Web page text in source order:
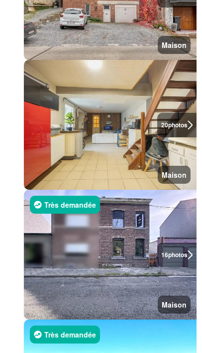
Maison
20photos
Maison
16photos
Très demandée
Maison
Très demandée